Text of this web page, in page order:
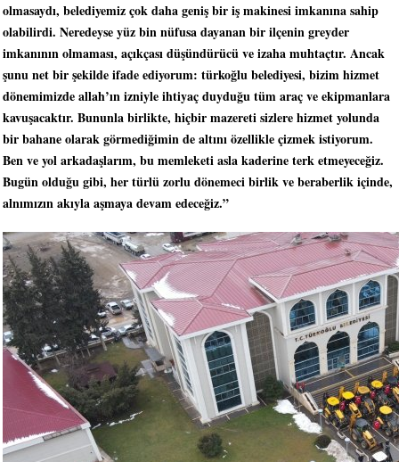
olmasaydı, belediyemiz çok daha geniş bir iş makinesi imkanına sahip
olabilirdi. Neredeyse yüz bin nüfusa dayanan bir ilçenin greyder
imkanının olmaması, açıkçası düşündürücü ve izaha muhtaçtır. Ancak
şunu net bir şekilde ifade ediyorum: türkoğlu belediyesi, bizim hizmet
dönemimizde allah’ın izniyle ihtiyaç duyduğu tüm araç ve ekipmanlara
kavuşacaktır. Bununla birlikte, hiçbir mazereti sizlere hizmet yolunda
bir bahane olarak görmediğimin de altını özellikle çizmek istiyorum.
Ben ve yol arkadaşlarım, bu memleketi asla kaderine terk etmeyeceğiz.
Bugün olduğu gibi, her türlü zorlu dönemeci birlik ve beraberlik içinde,
alnımızın akıyla aşmaya devam edeceğiz.”